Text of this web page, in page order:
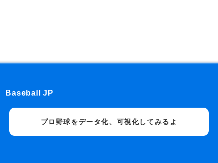
Baseball JP
プロ野球をデータ化、可視化してみるよ